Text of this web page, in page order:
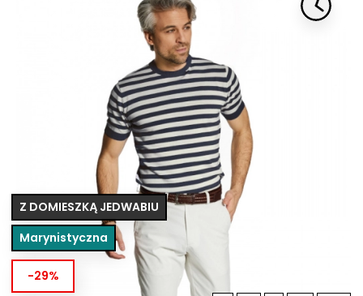

Z DOMIESZKĄ JEDWABIU
Marynistyczna
-29%